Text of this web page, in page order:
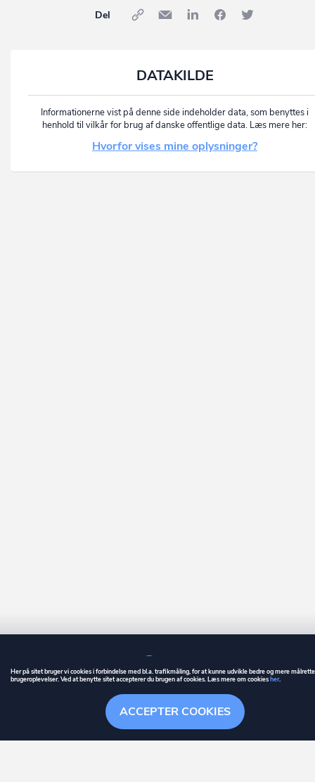
Søgehistorik Menu
Del
DATAKILDE
Informationerne vist på denne side indeholder data, som benyttes i
henhold til vilkår for brug af danske offentlige data. Læs mere her:
Hvorfor vises mine oplysninger?
er et registreret varemærke tilhørende ownr ApS – CVR nr.: 36 40 88
Stationsparken 26. 2., 2600 Glostrup, info@ownr.dk
ACCEPTER COOKIES
Her på sitet bruger vi cookies i forbindelse med bl.a. trafikmåling, for at kunne udvikle bedre og mere
brugeroplevelser. Ved at benytte sitet accepterer du brugen af cookies. Læs mere om cookiesher.